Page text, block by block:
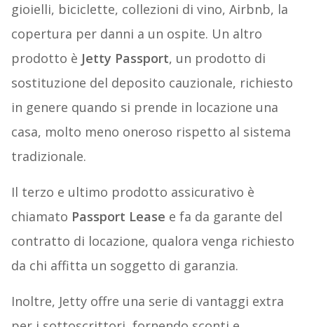
gioielli, biciclette, collezioni di vino, Airbnb, la
copertura per danni a un ospite. Un altro
prodotto è Jetty Passport, un prodotto di
sostituzione del deposito cauzionale, richiesto
in genere quando si prende in locazione una
casa, molto meno oneroso rispetto al sistema
tradizionale.
Il terzo e ultimo prodotto assicurativo è
chiamato Passport Lease e fa da garante del
contratto di locazione, qualora venga richiesto
da chi affitta un soggetto di garanzia.
Inoltre, Jetty offre una serie di vantaggi extra